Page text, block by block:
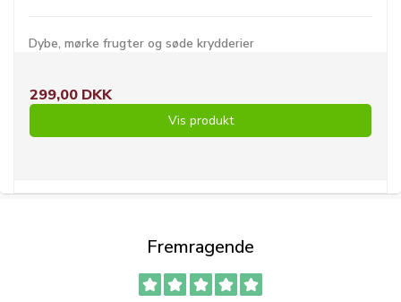
Dybe, mørke frugter og søde krydderier
299,00 DKK
Vis produkt
Fremragende